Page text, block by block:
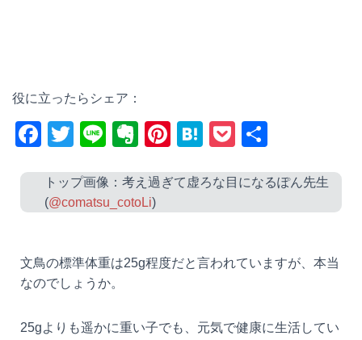
役に立ったらシェア：
F
c
e
o
o
k
T
tt
er
Li
e
E
er
n
e
Pi
er
e
H
e
n
P
ck
et
トップ画像：考え過ぎて虚ろな目になるぽん先生
(@comatsu_cotoLi)
文鳥の標準体重は25g程度だと言われていますが、本当
なのでしょうか。
25gよりも遥かに重い子でも、元気で健康に生活してい